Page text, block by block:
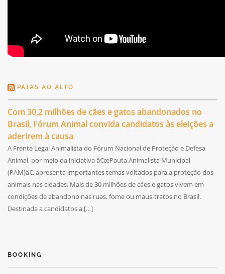
PATAS AO ALTO
Com 30,2 milhões de cães e gatos abandonados no
Brasil, Fórum Animal convida candidatos às eleições a
aderirem à causa
A Frente Legal Animalista do Fórum Nacional de Proteção e Defesa
Animal, por meio da iniciativa â€œPauta Animalista Municipal
(PAM)â€, apresenta importantes temas voltados para a proteção dos
animais nas cidades. Mais de 30 milhões de cães e gatos vivem em
condições de abandono nas ruas, fome ou maus-tratos no Brasil.
Destinada a candidatos a […]
BOOKING